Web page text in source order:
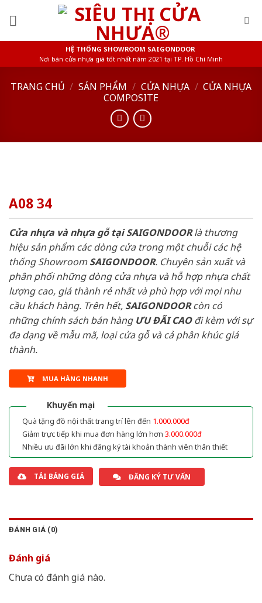
HỆ THỐNG SHOWROOM SAIGONDOOR
Nơi bán cửa nhựa giá tốt nhất năm 2021 tại TP. Hồ Chí Minh
TRANG CHỦ / SẢN PHẨM / CỬA NHỰA / CỬA NHỰA
COMPOSITE
A08 34
Cửa nhựa và nhựa gỗ tại SAIGONDOORlà thương
hiệu sản phẩm các dòng cửa trong một chuỗi các hệ
thống ShowroomSAIGONDOOR. Chuyên sản xuất và
phân phối những dòng cửa nhựa và hỗ hợp nhựa chất
lượng cao, giá thành rẻ nhất và phù hợp với mọi nhu
cầu khách hàng. Trên hết, SAIGONDOORcòn có
những chính sách bán hàng ƯU ĐÃI CAOđi kèm với sự
đa dạng về mẫu mã, loại cửa gỗ và cả phân khúc giá
thành.
MUA HÀNG NHANH
Khuyến mại
Quà tặng đồ nội thất trang trí lên đến 1.000.000đ
Giảm trực tiếp khi mua đơn hàng lớn hơn 3.000.000đ
Nhiều ưu đãi lớn khi đăng ký tài khoản thành viên thân thiết
TẢI BẢNG GIÁ ĐĂNG KÝ TƯ VẤN
ĐÁNH GIÁ (0)
Đánh giá
Chưa có đánh giá nào.